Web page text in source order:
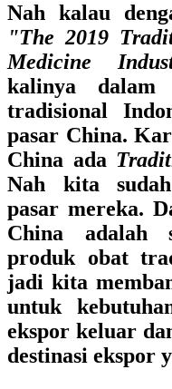
Nah kalau
"The 2019
Medicine
kalinya dalam
tradisional
pasar China.
China ada
Nah kita
pasar mereka.
China adalah
produk obat
jadi kita
untuk
ekspor keluar
destinasi ekspor